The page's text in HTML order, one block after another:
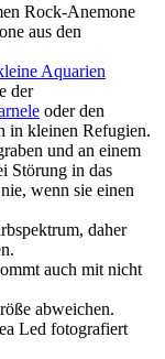
Rock-Anemone
aus den
Aquarien
der
oder den
in kleinen Refugien.
und an einem
Störung in das
wenn sie einen
daher
auch mit nicht
abweichen.
Led fotografiert